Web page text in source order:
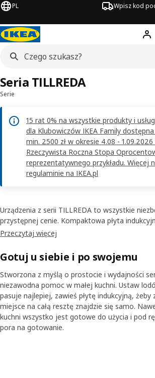
PL Wpisz kod
Hej!
Serie
15 rat 0% na wszystkie produkty i
dla Klubowiczów IKEA Family
min. 2500 zł w okresie 4.08 - 1.09.2026
Rzeczywista Roczna Stopa
reprezentatywnego przykładu. Więcej
regulaminie na IKEA.pl
Seria TILLREDA
Urządzenia z serii TILLREDA to wszystkie
przystępnej cenie. Kompaktowa płyta
mikrofalowa i lodówka pozwalają maksymalnie
gotowe – przyrządzanie posiłków nigdy nie
Przeczytaj więcej
Gotuj u siebie i po swojemu
Stworzona z myślą o prostocie i wydajności
niezawodna pomoc w małej kuchni. Ustaw
pasuje najlepiej, zawieś płytę indukcyjną, żeby
miejsce na całą resztę znajdzie się samo.
kuchni wszystko jest gotowe do użycia i pod
pora na gotowanie.